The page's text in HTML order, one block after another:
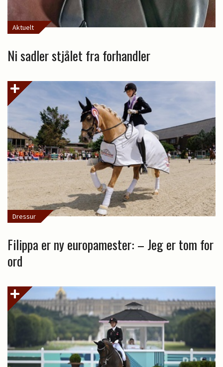
Aktuelt
Ni sadler stjålet fra forhandler
Dressur
Filippa er ny europamester: – Jeg er tom for
ord